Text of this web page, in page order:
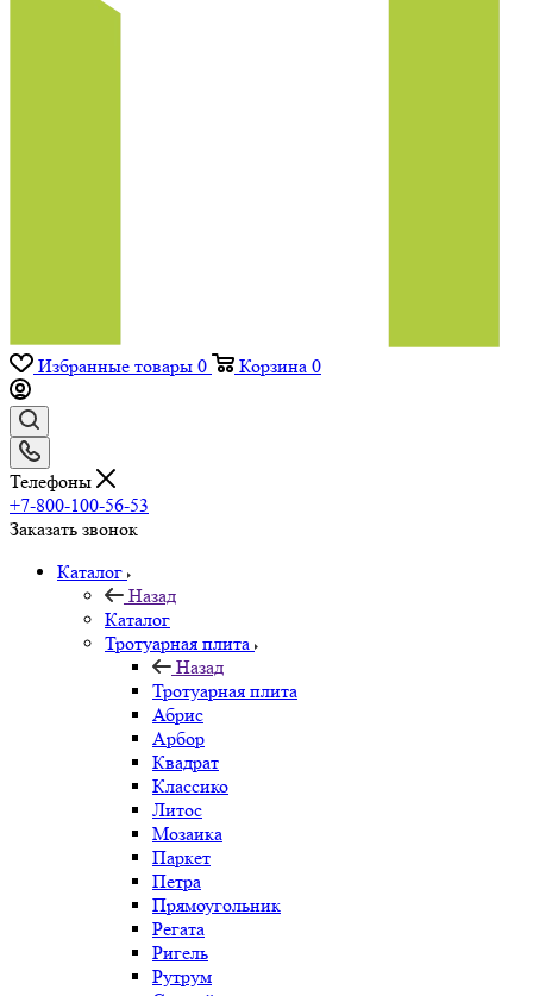
Избранные товары 0 Корзина 0
Телефоны
+7-800-100-56-53
Заказать звонок
Каталог
Назад
Каталог
Тротуарная плита
Назад
Тротуарная плита
Абрис
Арбор
Квадрат
Классико
Литос
Мозаика
Паркет
Петра
Прямоугольник
Регата
Ригель
Рутрум